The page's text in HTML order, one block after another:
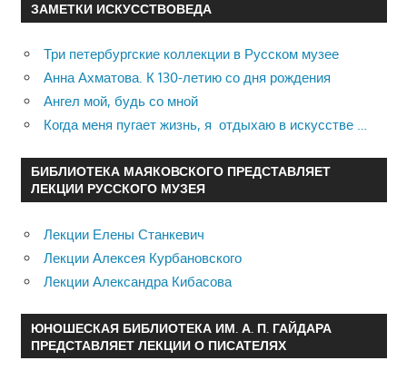
ЗАМЕТКИ ИСКУССТВОВЕДА
Три петербургские коллекции в Русском музее
Анна Ахматова. К 130-летию со дня рождения
Ангел мой, будь со мной
Когда меня пугает жизнь, я отдыхаю в искусстве …
БИБЛИОТЕКА МАЯКОВСКОГО ПРЕДСТАВЛЯЕТ
ЛЕКЦИИ РУССКОГО МУЗЕЯ
Лекции Елены Станкевич
Лекции Алексея Курбановского
Лекции Александра Кибасова
ЮНОШЕСКАЯ БИБЛИОТЕКА ИМ. А. П. ГАЙДАРА
ПРЕДСТАВЛЯЕТ ЛЕКЦИИ О ПИСАТЕЛЯХ